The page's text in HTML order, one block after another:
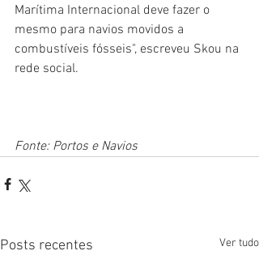
Marítima Internacional deve fazer o
mesmo para navios movidos a
combustíveis fósseis", escreveu Skou na
rede social.
Fonte: Portos e Navios
Posts recentes Ver tudo